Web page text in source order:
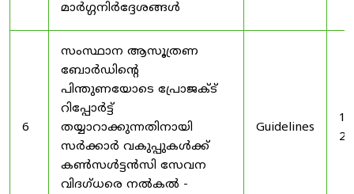
മാർഗ്ഗനിർദ്ദേശങ്ങൾ
6
സംസ്ഥാന ആസൂത്രണ
ബോർഡിൻ്റെ
പിന്തുണയോടെ പ്രോജക്ട്
റിപ്പോർട്ട്
തയ്യാറാക്കുന്നതിനായി
സർക്കാർ വകുപ്പുകൾക്ക്
കൺസൾട്ടൻസി സേവന
വിദഗ്ധരെ നൽകൽ -
Guidelines